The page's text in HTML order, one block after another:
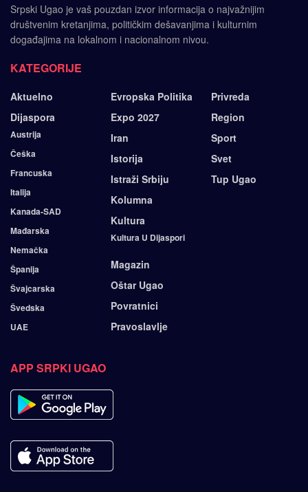
Srpski Ugao je vaš pouzdan izvor informacija o najvažnijim
društvenim kretanjima, političkim dešavanjima i kulturnim
događajima na lokalnom i nacionalnom nivou.
KATEGORIJE
Aktuelno
Dijaspora
Austrija
Češka
Francuska
Italija
Kanada-SAD
Mađarska
Nemačka
Španija
Švajcarska
Švedska
UAE
Evropska Politika
Expo 2027
Iran
Istorija
Istraži Srbiju
Kolumna
Kultura
Kultura U Dijaspori
Magazin
Oštar Ugao
Povratnici
Pravoslavlje
Privreda
Region
Sport
Svet
Tup Ugao
APP SRPKI UGAO